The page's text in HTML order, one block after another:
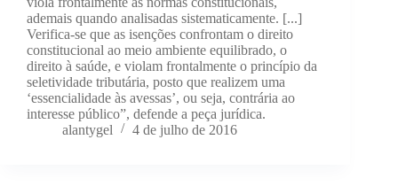
ademais quando analisadas sistematicamente. [...]
Verifica-se que as isenções confrontam o direito
constitucional ao meio ambiente equilibrado, o
direito à saúde, e violam frontalmente o princípio da
seletividade tributária, posto que realizem uma
‘essencialidade às avessas’, ou seja, contrária ao
interesse público”, defende a peça jurídica.
alantygel
4 de julho de 2016